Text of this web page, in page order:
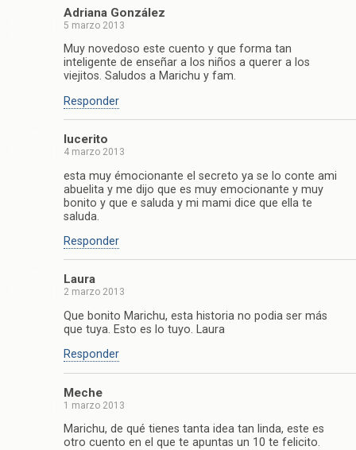
Adriana González
5 marzo 2013
Muy novedoso este cuento y que forma tan
inteligente de enseñar a los niños a querer a los
viejitos. Saludos a Marichu y fam.
Responder
lucerito
4 marzo 2013
esta muy émocionante el secreto ya se lo conte ami
abuelita y me dijo que es muy emocionante y muy
bonito y que e saluda y mi mami dice que ella te
saluda.
Responder
Laura
2 marzo 2013
Que bonito Marichu, esta historia no podia ser más
que tuya. Esto es lo tuyo. Laura
Responder
Meche
1 marzo 2013
Marichu, de qué tienes tanta idea tan linda, este es
otro cuento en el que te apuntas un 10 te felicito.